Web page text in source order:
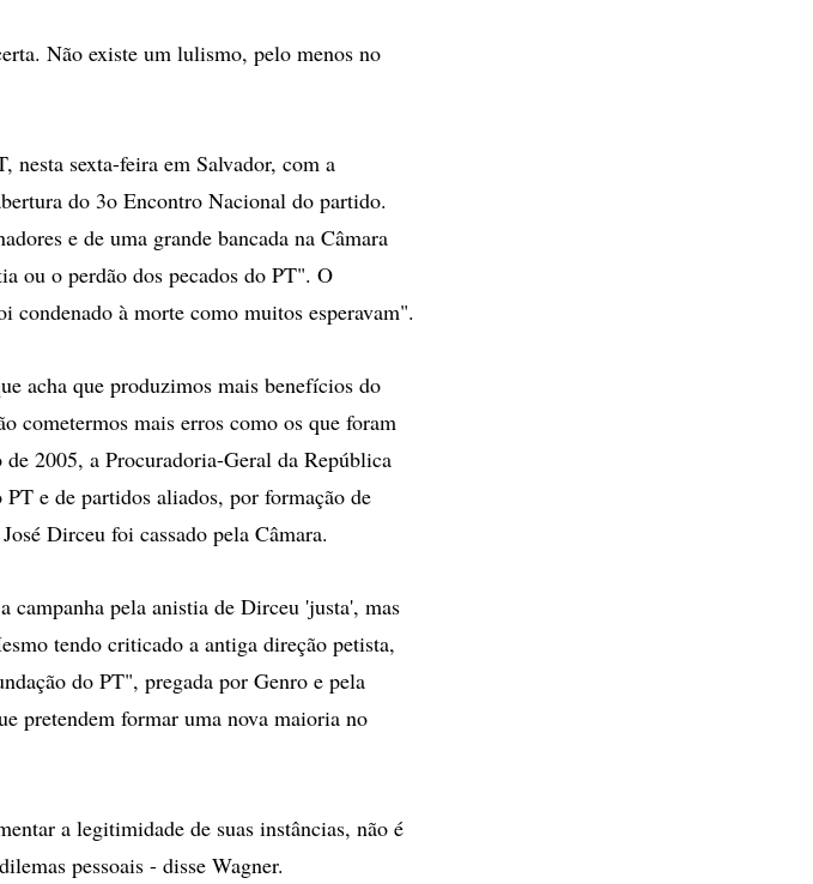
Não existe um lulismo, pelo menos no
nesta sexta-feira em Salvador, com a
do 3o Encontro Nacional do partido.
e de uma grande bancada na Câmara
ou o perdão dos pecados do PT". O
à morte como muitos esperavam".
acha que produzimos mais benefícios do
cometermos mais erros como os que foram
2005, a Procuradoria-Geral da República
e de partidos aliados, por formação de
Dirceu foi cassado pela Câmara.
campanha pela anistia de Dirceu 'justa', mas
tendo criticado a antiga direção petista,
do PT", pregada por Genro e pela
pretendem formar uma nova maioria no
a legitimidade de suas instâncias, não é
pessoais - disse Wagner.